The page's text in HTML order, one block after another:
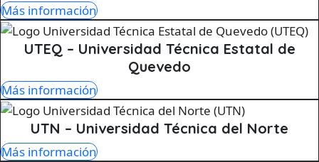
Más información
UTEQ – Universidad Técnica Estatal de
Quevedo
Más información
UTN – Universidad Técnica del Norte
Más información